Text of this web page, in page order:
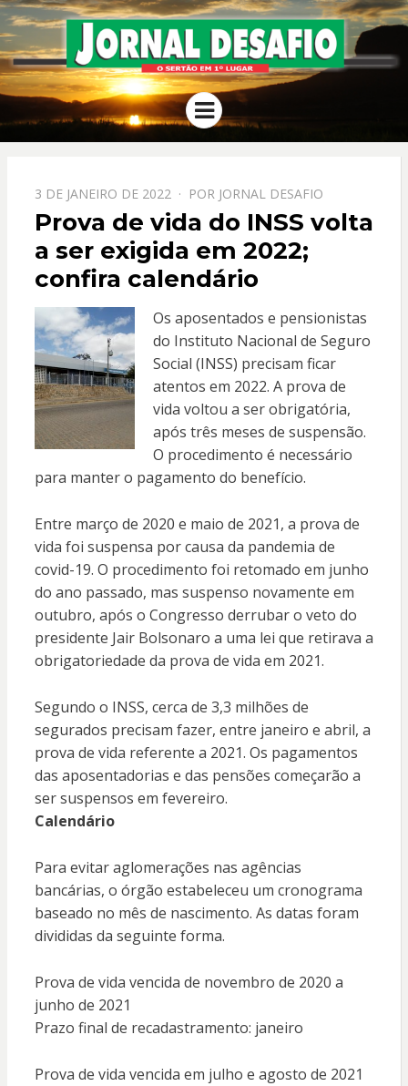
JORNAL
DESAFIO
O Sertão em 1º Lugar
Menu
PPOSTADO
EM
3 DE JANEIRO DE 2022 POR JORNAL DESAFIO
Prova de vida do INSS volta
a ser exigida em 2022;
confira calendário
Os aposentados e pensionistas
do Instituto Nacional de Seguro
Social (INSS) precisam ficar
atentos em 2022. A prova de
vida voltou a ser obrigatória,
após três meses de suspensão.
O procedimento é necessário
para manter o pagamento do benefício.
Entre março de 2020 e maio de 2021, a prova de
vida foi suspensa por causa da pandemia de
covid-19. O procedimento foi retomado em junho
do ano passado, mas suspenso novamente em
outubro, após o Congresso derrubar o veto do
presidente Jair Bolsonaro a uma lei que retirava a
obrigatoriedade da prova de vida em 2021.
Segundo o INSS, cerca de 3,3 milhões de
segurados precisam fazer, entre janeiro e abril, a
prova de vida referente a 2021. Os pagamentos
das aposentadorias e das pensões começarão a
ser suspensos em fevereiro.
Calendário
Para evitar aglomerações nas agências
bancárias, o órgão estabeleceu um cronograma
baseado no mês de nascimento. As datas foram
divididas da seguinte forma.
Prova de vida vencida de novembro de 2020 a
junho de 2021
Prazo final de recadastramento: janeiro
Prova de vida vencida em julho e agosto de 2021